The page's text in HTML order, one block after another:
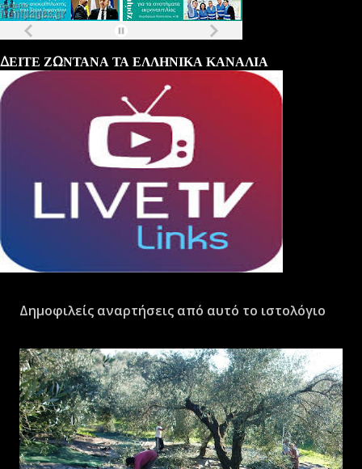
ΔΕΙΤΕ ΖΩΝΤΑΝΑ ΤΑ ΕΛΛΗΝΙΚΑ ΚΑΝΑΛΙΑ
Δημοφιλείς αναρτήσεις από αυτό το ιστολόγιο